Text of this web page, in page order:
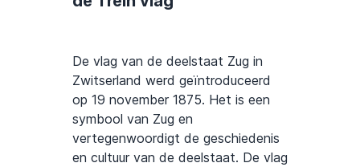
De vlag van de deelstaat Zug in
Zwitserland werd geïntroduceerd
op 19 november 1875. Het is een
symbool van Zug en
vertegenwoordigt de geschiedenis
en cultuur van de deelstaat. De vlag